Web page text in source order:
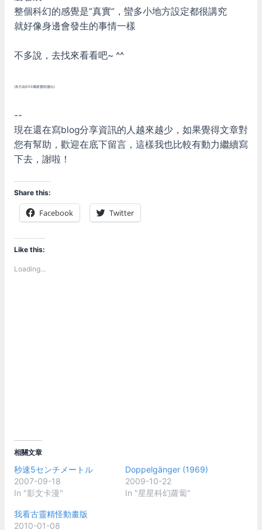
整個科幻的感覺是”真實”，蠻多小地方設定都很講究
就好像身邊會發生的事情一樣
不多說，去找來看看吧~ ^^
(本片由555獨家贊助撥出)
--
現在還在寫blog分享資訊的人越來越少，如果覺得文章對
您有幫助，歡迎在底下留言，這樣我也比較有動力繼續寫
下去，謝啦！
Share this:
Facebook Twitter
Like this:
Loading...
相關文章
秒速5センチメートル
2007-09-18
In "影文卡漫"
Doppelgänger (1969)
2009-10-22
In "星星科幻蘿蔔"
我看古靈精怪動畫版
2010-01-08